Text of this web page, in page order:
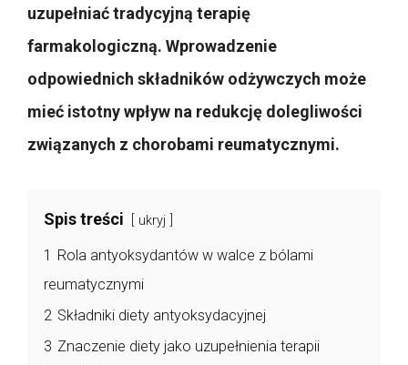
uzupełniać tradycyjną terapię
farmakologiczną. Wprowadzenie
odpowiednich składników odżywczych może
mieć istotny wpływ na redukcję dolegliwości
związanych z chorobami reumatycznymi.
Spis treści ukryj
1 Rola antyoksydantów w walce z bólami
reumatycznymi
2 Składniki diety antyoksydacyjnej
3 Znaczenie diety jako uzupełnienia terapii